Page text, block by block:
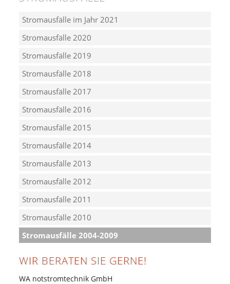
Stromausfälle im Jahr 2021
Stromausfälle 2020
Stromausfälle 2019
Stromausfälle 2018
Stromausfälle 2017
Stromausfälle 2016
Stromausfälle 2015
Stromausfälle 2014
Stromausfälle 2013
Stromausfälle 2012
Stromausfälle 2011
Stromausfälle 2010
Stromausfälle 2004-2009
WIR BERATEN SIE GERNE!
WA notstromtechnik GmbH